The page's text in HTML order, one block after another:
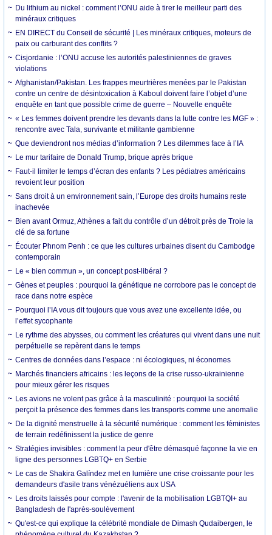
Du lithium au nickel : comment l’ONU aide à tirer le meilleur parti des
minéraux critiques
EN DIRECT du Conseil de sécurité | Les minéraux critiques, moteurs de
paix ou carburant des conflits ?
Cisjordanie : l’ONU accuse les autorités palestiniennes de graves
violations
Afghanistan/Pakistan. Les frappes meurtrières menées par le Pakistan
contre un centre de désintoxication à Kaboul doivent faire l’objet d’une
enquête en tant que possible crime de guerre – Nouvelle enquête
« Les femmes doivent prendre les devants dans la lutte contre les MGF » :
rencontre avec Tala, survivante et militante gambienne
Que deviendront nos médias d’information ? Les dilemmes face à l’IA
Le mur tarifaire de Donald Trump, brique après brique
Faut-il limiter le temps d’écran des enfants ? Les pédiatres américains
revoient leur position
Sans droit à un environnement sain, l’Europe des droits humains reste
inachevée
Bien avant Ormuz, Athènes a fait du contrôle d’un détroit près de Troie la
clé de sa fortune
Écouter Phnom Penh : ce que les cultures urbaines disent du Cambodge
contemporain
Le « bien commun », un concept post-libéral ?
Gènes et peuples : pourquoi la génétique ne corrobore pas le concept de
race dans notre espèce
Pourquoi l’IA vous dit toujours que vous avez une excellente idée, ou
l’effet sycophante
Le rythme des abysses, ou comment les créatures qui vivent dans une nuit
perpétuelle se repèrent dans le temps
Centres de données dans l’espace : ni écologiques, ni économes
Marchés financiers africains : les leçons de la crise russo-ukrainienne
pour mieux gérer les risques
Les avions ne volent pas grâce à la masculinité : pourquoi la société
perçoit la présence des femmes dans les transports comme une anomalie
De la dignité menstruelle à la sécurité numérique : comment les féministes
de terrain redéfinissent la justice de genre
Stratégies invisibles : comment la peur d'être démasqué façonne la vie en
ligne des personnes LGBTQ+ en Serbie
Le cas de Shakira Galíndez met en lumière une crise croissante pour les
demandeurs d'asile trans vénézuéliens aux USA
Les droits laissés pour compte : l'avenir de la mobilisation LGBTQI+ au
Bangladesh de l'après-soulèvement
Qu'est-ce qui explique la célébrité mondiale de Dimash Qudaibergen, le